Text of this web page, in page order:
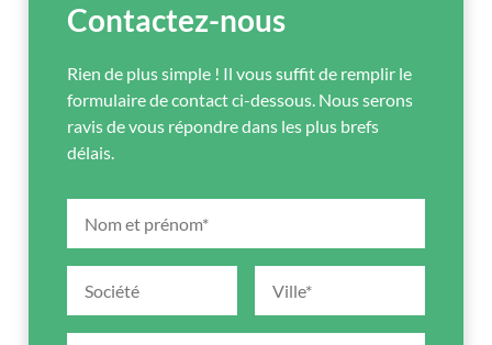
Contactez-nous
Rien de plus simple ! Il vous suffit de remplir le
formulaire de contact ci-dessous. Nous serons
ravis de vous répondre dans les plus brefs
délais.